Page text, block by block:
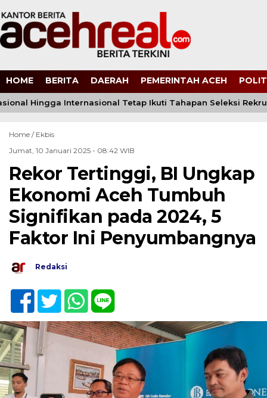
HOME BERITA DAERAH PEMERINTAH ACEH
Hingga Internasional Tetap Ikuti Tahapan Seleksi
Home / Ekbis
Jumat, 10 Januari 2025 - 08:42 WIB
Rekor Tertinggi, BI Ungkap
Ekonomi Aceh Tumbuh
Signifikan pada 2024, 5
Faktor Ini Penyumbangnya
Redaksi